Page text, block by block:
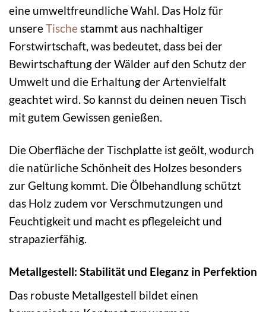
eine umweltfreundliche Wahl. Das Holz für
unsereTischestammt aus nachhaltiger
Forstwirtschaft, was bedeutet, dass bei der
Bewirtschaftung der Wälder auf den Schutz der
Umwelt und die Erhaltung der Artenvielfalt
geachtet wird. So kannst du deinen neuen Tisch
mit gutem Gewissen genießen.
Die Oberfläche der Tischplatte ist geölt, wodurch
die natürliche Schönheit des Holzes besonders
zur Geltung kommt. Die Ölbehandlung schützt
das Holz zudem vor Verschmutzungen und
Feuchtigkeit und macht es pflegeleicht und
strapazierfähig.
Metallgestell: Stabilität und Eleganz in Perfektion
Das robuste Metallgestell bildet einen